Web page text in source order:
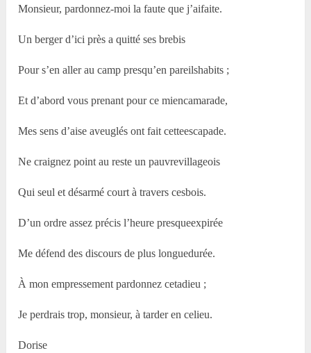
Monsieur, pardonnez-moi la faute que j’aifaite.
Un berger d’ici près a quitté ses brebis
Pour s’en aller au camp presqu’en pareilshabits ;
Et d’abord vous prenant pour ce miencamarade,
Mes sens d’aise aveuglés ont fait cetteescapade.
Ne craignez point au reste un pauvrevillageois
Qui seul et désarmé court à travers cesbois.
D’un ordre assez précis l’heure presqueexpirée
Me défend des discours de plus longuedurée.
À mon empressement pardonnez cetadieu ;
Je perdrais trop, monsieur, à tarder en celieu.
Dorise